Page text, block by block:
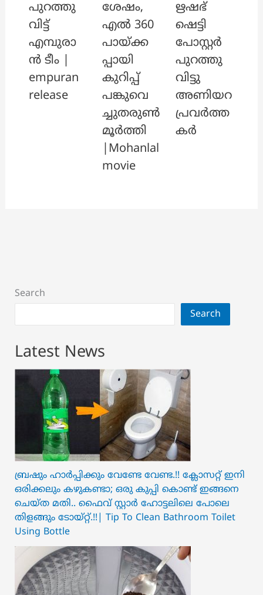
പുറത്തു
വിട്ട്
എമ്പുരാ
ൻ ടീം |
empuran
release
ശേഷം,
എൽ 360
പായ്ക്ക
പ്പായി
കുറിപ്പ്
പങ്കുവെ
ച്ചുതരുൺ
മൂർത്തി
|Mohanlal
movie
ഋഷഭ്
ഷെട്ടി
പോസ്റ്റർ
പുറത്തു
വിട്ടു
അണിയറ
പ്രവർത്ത
കർ
Search
Search
Latest News
ബ്രഷും ഹാർപ്പിക്കും വേണ്ടേ വേണ്ട.!! ക്ലോസറ്റ് ഇനി
ഒരിക്കലും കഴുകണ്ടാ; ഒരു കുപ്പി കൊണ്ട് ഇങ്ങനെ
ചെയ്ത മതി.. ഫൈവ് സ്റ്റാർ ഹോട്ടലിലെ പോലെ
തിളങ്ങും ടോയ്റ്റ്.!!| Tip To Clean Bathroom Toilet
Using Bottle